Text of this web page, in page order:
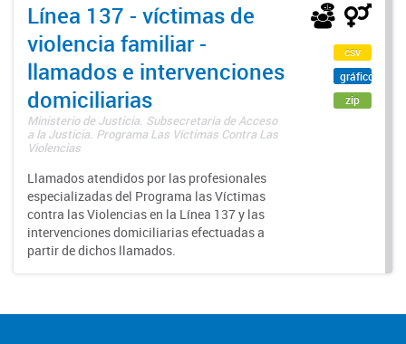
Línea 137 - víctimas de
violencia familiar -
llamados e intervenciones
domiciliarias
Ministerio de Justicia. Subsecretaría de Acceso
a la Justicia. Programa Las Víctimas Contra Las
Violencias
Llamados atendidos por las profesionales
especializadas del Programa las Víctimas
contra las Violencias en la Línea 137 y las
intervenciones domiciliarias efectuadas a
partir de dichos llamados.
csv
gráfico
zip